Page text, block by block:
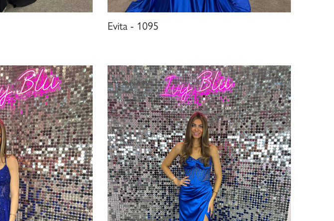
Evita - 1095